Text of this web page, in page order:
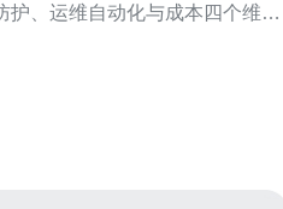
护、运维自动化与成本四个维度